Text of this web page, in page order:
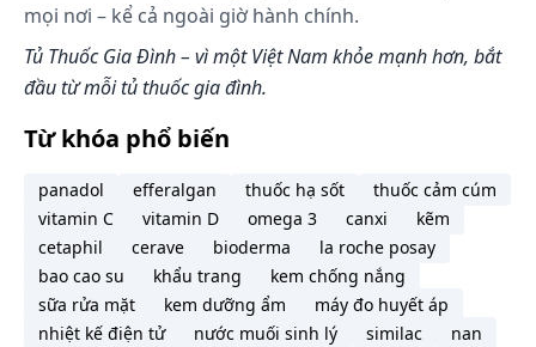
Làm gì khi dùng quá liều?
Làm gì khi quên 1 liều?
Nếu bạn quên một liều thuốc, hãy dùng càng sớm
càng tốt. Tuy nhiên, nếu gần với liều kế tiếp, hãy bỏ
qua liều đã quên và dùng liều kế tiếp vào thời điểm
như kế hoạch. Lưu ý rằng không nên dùng gấp đôi
liều đã quy định.
mọi nơi – kể cả ngoài giờ hành chính.
Tủ Thuốc Gia Đình – vì một Việt Nam khỏe mạnh hơn, bắt
đầu từ mỗi tủ thuốc gia đình.
Từ khóa phổ biến
panadol efferalgan thuốc hạ sốt
thuốc cảm cúm
vitamin C
vitamin D omega 3 canxi
kẽm
cetaphil
cerave bioderma
la roche posay
bao cao su
khẩu trang
kem chống nắng
sữa rửa mặt
kem dưỡng ẩm
máy đo huyết áp
nhiệt kế điện tử
nước muối sinh lý similac
nan